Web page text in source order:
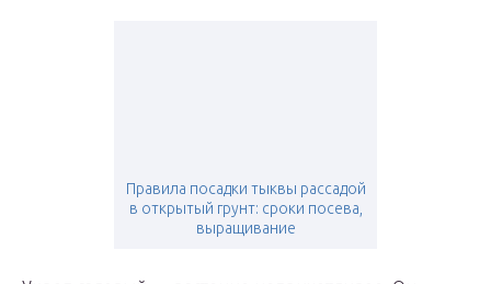
Правила посадки тыквы рассадой
в открытый грунт: сроки посева,
выращивание